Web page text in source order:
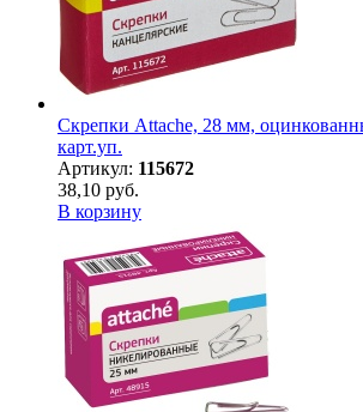
Скрепки Attache, 28 мм,
карт.уп.
Артикул: 115672
38,10 руб.
В корзину